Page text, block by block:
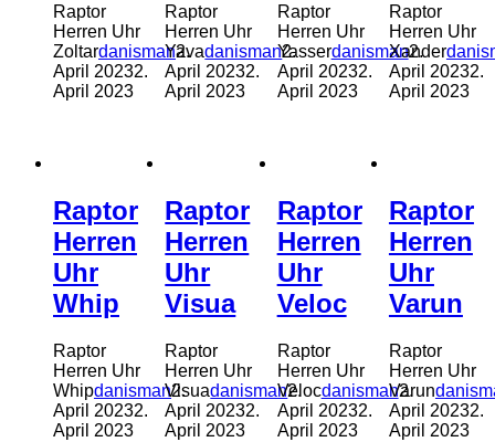
Raptor
Herren Uhr
Zoltardanisman2.
April 20232.
April 2023
Raptor
Herren Uhr
Yavadanisman2.
April 20232.
April 2023
Raptor
Herren Uhr
Yasserdanisman2.
April 20232.
April 2023
Raptor
Herren Uhr
Xander
April 20232.
April 2023
Raptor
Herren
Uhr
Whip
Raptor
Herren Uhr
Whipdanisman2.
April 20232.
April 2023
Raptor
Herren
Uhr
Visua
Raptor
Herren Uhr
Visuadanisman2.
April 20232.
April 2023
Raptor
Herren
Uhr
Veloc
Raptor
Herren Uhr
Velocdanisman2.
April 20232.
April 2023
Raptor
Herren
Uhr
Varun
Raptor
Herren Uhr
Varun
April 20232.
April 2023